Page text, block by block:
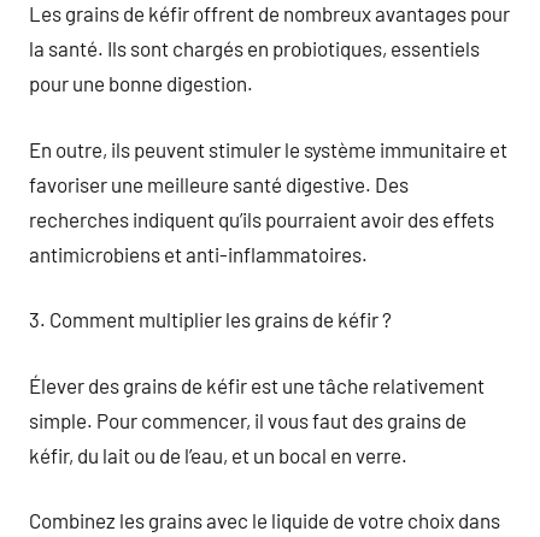
Les grains de kéfir offrent de nombreux avantages pour
la santé. Ils sont chargés en probiotiques, essentiels
pour une bonne digestion.
En outre, ils peuvent stimuler le système immunitaire et
favoriser une meilleure santé digestive. Des
recherches indiquent qu’ils pourraient avoir des effets
antimicrobiens et anti-inflammatoires.
3. Comment multiplier les grains de kéfir ?
Élever des grains de kéfir est une tâche relativement
simple. Pour commencer, il vous faut des grains de
kéfir, du lait ou de l’eau, et un bocal en verre.
Combinez les grains avec le liquide de votre choix dans